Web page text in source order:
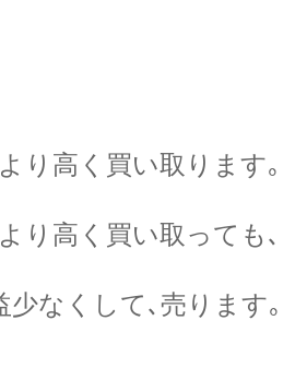
り高く買い取ります｡
り高く買い取っても､
少なくして､売ります｡